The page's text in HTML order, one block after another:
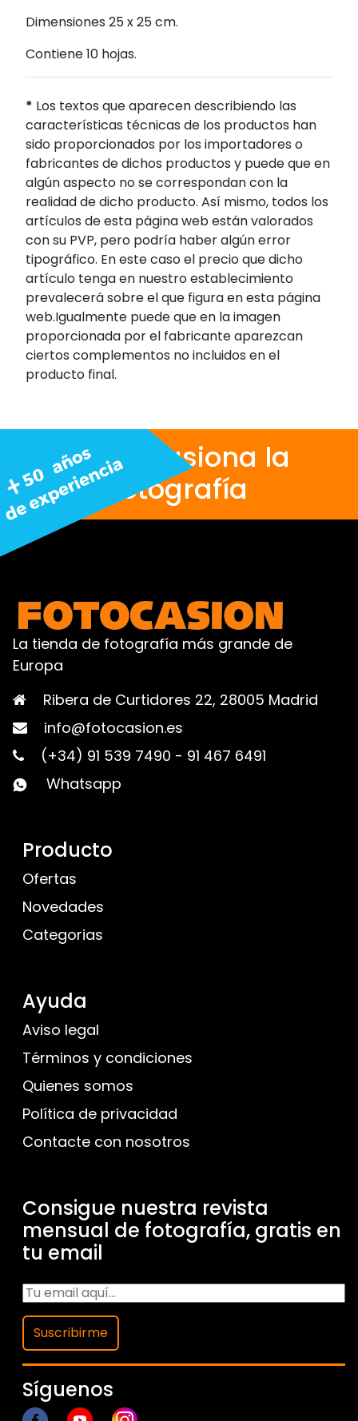
Dimensiones 25 x 25 cm.
Contiene 10 hojas.
* Los textos que aparecen describiendo las
características técnicas de los productos han
sido proporcionados por los importadores o
fabricantes de dichos productos y puede que en
algún aspecto no se correspondan con la
realidad de dicho producto. Así mismo, todos los
artículos de esta página web están valorados
con su PVP, pero podría haber algún error
tipográfico. En este caso el precio que dicho
artículo tenga en nuestro establecimiento
prevalecerá sobre el que figura en esta página
web.Igualmente puede que en la imagen
proporcionada por el fabricante aparezcan
ciertos complementos no incluidos en el
producto final.
Nos apasiona la
fotografía
La tienda de fotografía más grande de
Europa
Ribera de Curtidores 22, 28005 Madrid
info@fotocasion.es
(+34) 91 539 7490 - 91 467 6491
Whatsapp
Producto
Ofertas
Novedades
Categorias
Ayuda
Aviso legal
Términos y condiciones
Quienes somos
Política de privacidad
Contacte con nosotros
Consigue nuestra revista
mensual de fotografía, gratis en
tu email
Suscribirme
Síguenos